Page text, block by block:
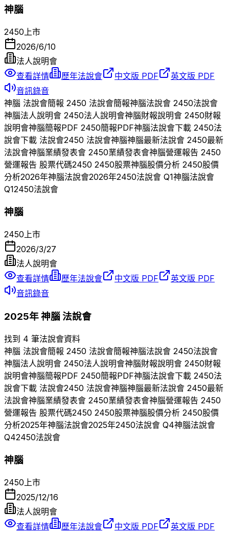
神腦
2450 上市
2026/6/10
法人說明會
查看詳情
歷年法說會 中文版 PDF
英文版 PDF
音訊錄音
神腦 法說會簡報 2450 法說會簡報神腦法說會 2450法說會
神腦法人說明會 2450法人說明會神腦財報說明會 2450財報
說明會神腦簡報PDF 2450簡報PDF神腦法說會下載 2450法
說會下載 法說會2450 法說會神腦神腦最新法說會 2450最新
法說會神腦業績發表會 2450業績發表會神腦營運報告 2450
營運報告 股票代碼2450 2450股票神腦股價分析 2450股價
分析2026年神腦法說會2026年2450法說會 Q1神腦法說會
Q12450法說會
神腦
2450上市
2026/3/27
法人說明會
查看詳情
歷年法說會 中文版 PDF
英文版 PDF
音訊錄音
2025年神腦法說會
找到 4 筆法說會資料
神腦 法說會簡報 2450 法說會簡報神腦法說會 2450法說會
神腦法人說明會 2450法人說明會神腦財報說明會 2450財報
說明會神腦簡報PDF 2450簡報PDF神腦法說會下載 2450法
說會下載 法說會2450 法說會神腦神腦最新法說會 2450最新
法說會神腦業績發表會 2450業績發表會神腦營運報告 2450
營運報告 股票代碼2450 2450股票神腦股價分析 2450股價
分析2025年神腦法說會2025年2450法說會 Q4神腦法說會
Q42450法說會
神腦
2450上市
2025/12/16
法人說明會
查看詳情
歷年法說會 中文版 PDF
英文版 PDF